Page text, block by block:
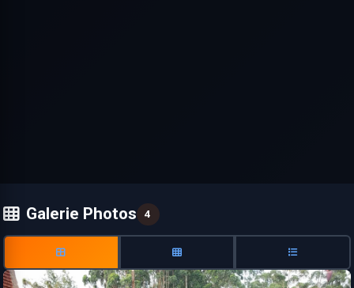
Galerie Photos 4